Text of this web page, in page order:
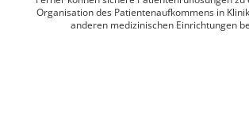
Organisation des Patientenaufkommens in
anderen medizinischen Einrichtungen